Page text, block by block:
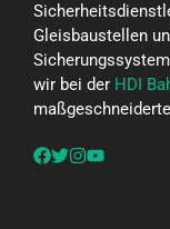
Gleisbaustellen
wir bei der HDI